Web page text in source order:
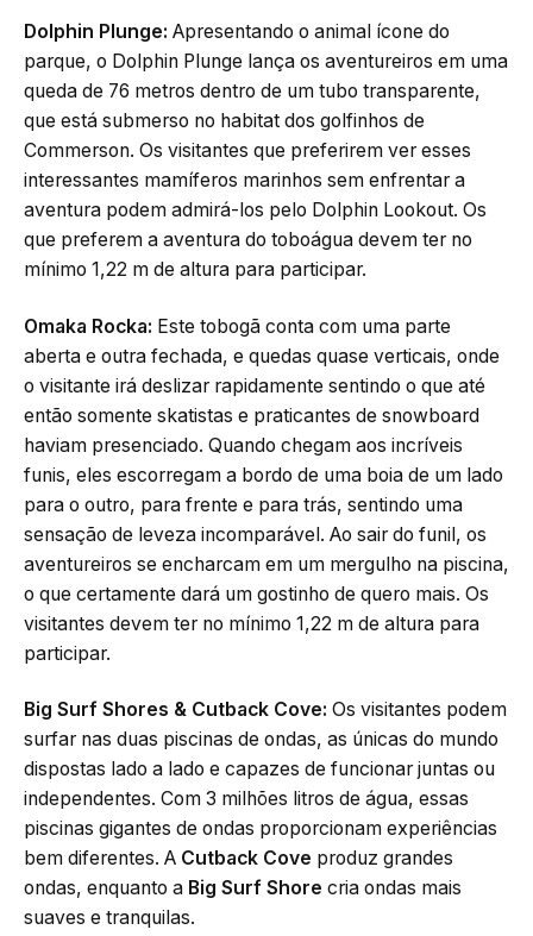
Dolphin Plunge: Apresentando o animal ícone do
parque, o Dolphin Plunge lança os aventureiros em uma
queda de 76 metros dentro de um tubo transparente,
que está submerso no habitat dos golfinhos de
Commerson. Os visitantes que preferirem ver esses
interessantes mamíferos marinhos sem enfrentar a
aventura podem admirá-los pelo Dolphin Lookout. Os
que preferem a aventura do toboágua devem ter no
mínimo 1,22 m de altura para participar.
Omaka Rocka: Este tobogã conta com uma parte
aberta e outra fechada, e quedas quase verticais, onde
o visitante irá deslizar rapidamente sentindo o que até
então somente skatistas e praticantes de snowboard
haviam presenciado. Quando chegam aos incríveis
funis, eles escorregam a bordo de uma boia de um lado
para o outro, para frente e para trás, sentindo uma
sensação de leveza incomparável. Ao sair do funil, os
aventureiros se encharcam em um mergulho na piscina,
o que certamente dará um gostinho de quero mais. Os
visitantes devem ter no mínimo 1,22 m de altura para
participar.
Big Surf Shores & Cutback Cove: Os visitantes podem
surfar nas duas piscinas de ondas, as únicas do mundo
dispostas lado a lado e capazes de funcionar juntas ou
independentes. Com 3 milhões litros de água, essas
piscinas gigantes de ondas proporcionam experiências
bem diferentes. A Cutback Cove produz grandes
ondas, enquanto a Big Surf Shore cria ondas mais
suaves e tranquilas.